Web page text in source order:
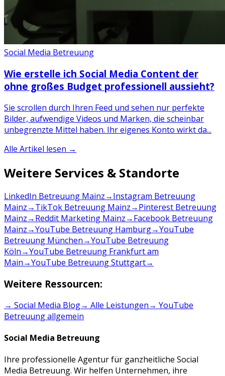
Social Media Betreuung
Wie erstelle ich Social Media Content der
ohne großes Budget professionell aussieht?
Sie scrollen durch Ihren Feed und sehen nur perfekte
Bilder, aufwendige Videos und Marken, die scheinbar
unbegrenzte Mittel haben. Ihr eigenes Konto wirkt da...
Alle Artikel lesen →
Weitere Services & Standorte
LinkedIn Betreuung Mainz→Instagram Betreuung
Mainz→TikTok Betreuung Mainz→Pinterest Betreuung
Mainz→Reddit Marketing Mainz→Facebook Betreuung
Mainz→YouTube Betreuung Hamburg→YouTube
Betreuung München→YouTube Betreuung
Köln→YouTube Betreuung Frankfurt am
Main→YouTube Betreuung Stuttgart→
Weitere Ressourcen:
→ Social Media Blog→ Alle Leistungen→ YouTube
Betreuungallgemein
Social Media Betreuung
Ihre professionelle Agentur für ganzheitliche Social
Media Betreuung. Wir helfen Unternehmen, ihre